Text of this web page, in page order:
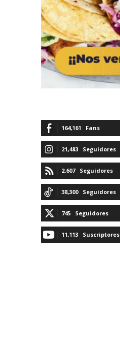
164,161 Fans
21,483 Seguidores
2,607 Seguidores
38,300 Seguidores
745 Seguidores
11,113 Suscriptores